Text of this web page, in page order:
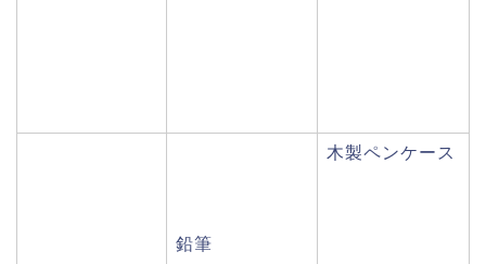
鉛筆
木製ペンケース